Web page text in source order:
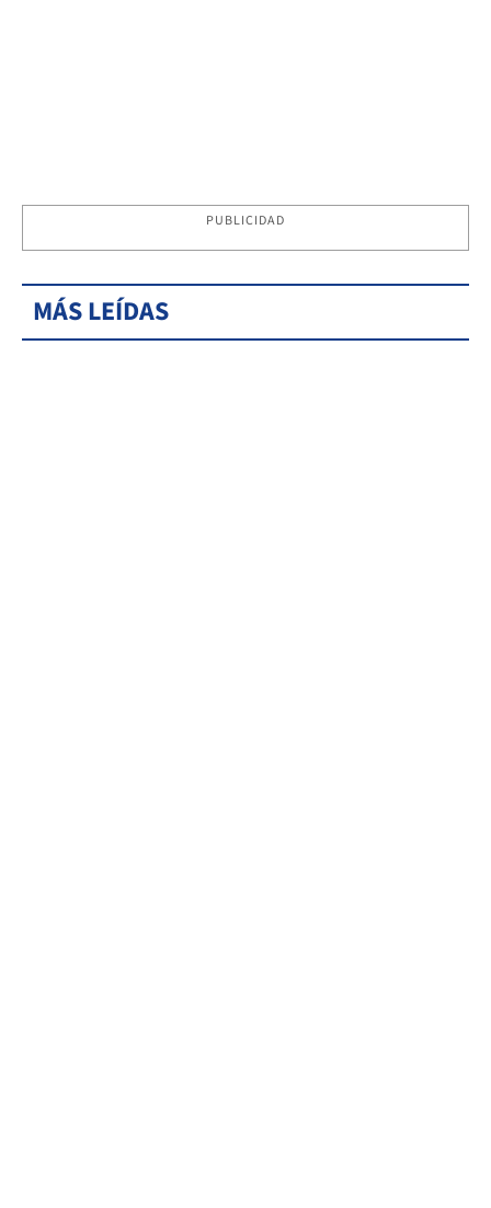
PUBLICIDAD
MÁS LEÍDAS